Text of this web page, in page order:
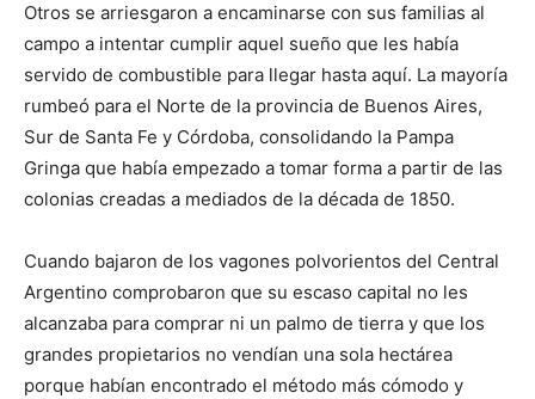
Otros se arriesgaron a encaminarse con sus familias al
campo a intentar cumplir aquel sueño que les había
servido de combustible para llegar hasta aquí. La mayoría
rumbeó para el Norte de la provincia de Buenos Aires,
Sur de Santa Fe y Córdoba, consolidando la Pampa
Gringa que había empezado a tomar forma a partir de las
colonias creadas a mediados de la década de 1850.
Cuando bajaron de los vagones polvorientos del Central
Argentino comprobaron que su escaso capital no les
alcanzaba para comprar ni un palmo de tierra y que los
grandes propietarios no vendían una sola hectárea
porque habían encontrado el método más cómodo y